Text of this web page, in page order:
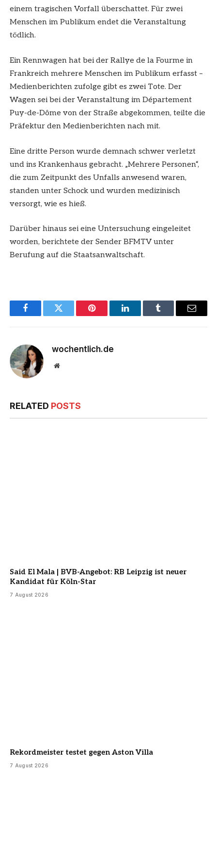
einem tragischen Vorfall überschattet. Für zwei
Menschen im Publikum endet die Veranstaltung
tödlich.
Ein Rennwagen hat bei der Rallye de la Fourme in
Frankreich mehrere Menschen im Publikum erfasst –
Medienberichten zufolge gibt es zwei Tote. Der
Wagen sei bei der Veranstaltung im Département
Puy-de-Dôme von der Straße abgekommen, teilte die
Präfektur den Medienberichten nach mit.
Eine dritte Person wurde demnach schwer verletzt
und ins Krankenhaus gebracht. „Mehrere Personen“,
die zum Zeitpunkt des Unfalls anwesend waren,
standen unter Schock und wurden medizinisch
versorgt, wie es hieß.
Darüber hinaus sei eine Untersuchung eingeleitet
worden, berichtete der Sender BFMTV unter
Berufung auf die Staatsanwaltschaft.
FacebookTwitter Pinterest LinkedInTumblr Email
wochentlich.de
Website
RELATED POSTS
Said El Mala | BVB-Angebot: RB Leipzig ist neuer
Kandidat für Köln-Star
7 August 2026
Rekordmeister testet gegen Aston Villa
7 August 2026